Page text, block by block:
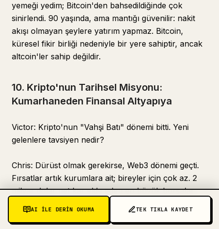
yemeği yedim; Bitcoin'den bahsedildiğinde çok
sinirlendi. 90 yaşında, ama mantığı güvenilir: nakit
akışı olmayan şeylere yatırım yapmaz. Bitcoin,
küresel fikir birliği nedeniyle bir yere sahiptir, ancak
altcoin'ler sahip değildir.
10. Kripto'nun Tarihsel Misyonu:
Kumarhaneden Finansal Altyapıya
Victor: Kripto'nun "Vahşi Batı" dönemi bitti. Yeni
gelenlere tavsiyen nedir?
Chris: Dürüst olmak gerekirse, Web3 dönemi geçti.
Fırsatlar artık kurumlara ait; bireyler için çok az. 2
milyar dolar net kar elde eden en büyük borsalar
bile personel çıkarıyor. Bir startup'ın şimdi para
AI ILE DERIN OKUMA TEK TIKLA KAYDET